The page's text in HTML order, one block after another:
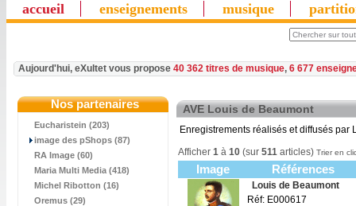
accueil enseignements musique
Aujourd'hui, eXultet vous propose 40 362 titres de musique, 6 677
Nos partenaires
Eucharistein (203)
image des pShops (87)
RA Image (60)
Maria Multi Media (418)
Michel Ribotton (16)
Oremus (29)
AVE Louis de Beaumont
Enregistrements réalisés et diffusés par
Afficher 1 à 10 (sur 511 articles) Trier en
Image Références
Louis de Beaumont
Réf: E000617